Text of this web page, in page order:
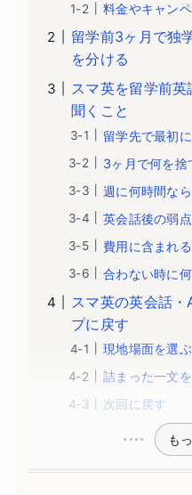
料金やキャン
留学前3ヶ月で独
を分ける
スマ英を留学前
聞くこと
留学先で最初
3ヶ月で何を捨
週に何時間な
英会話後の弱
費用に含まれ
合わない時に
スマ英の英会話
プに戻す
現地場面を選ぶ
詰まった一文
次回に戻す
も